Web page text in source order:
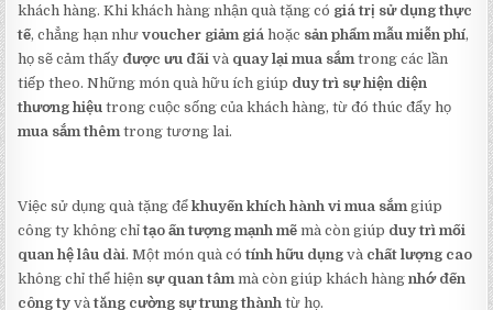
khách hàng. Khi khách hàng nhận quà tặng có giá trị sử dụng thực
tế, chẳng hạn nhưvoucher giảm giá hoặc sản phẩm mẫu miễn phí,
họ sẽ cảm thấy được ưu đãi và quay lại mua sắm trong các lần
tiếp theo. Những món quà hữu ích giúp duy trì sự hiện diện
thương hiệu trong cuộc sống của khách hàng, từ đó thúc đẩy họ
mua sắm thêm trong tương lai.
Việc sử dụng quà tặng đểkhuyến khích hành vi mua sắm giúp
công ty không chỉtạo ấn tượng mạnh mẽ mà còn giúp duy trì mối
quan hệ lâu dài. Một món quà cótính hữu dụng và chất lượng cao
không chỉ thể hiện sự quan tâm mà còn giúp khách hàngnhớ đến
công ty vàtăng cường sự trung thành từ họ.